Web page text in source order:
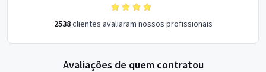
2538clientes avaliaram nossos profissionais
Avaliações de quem contratou